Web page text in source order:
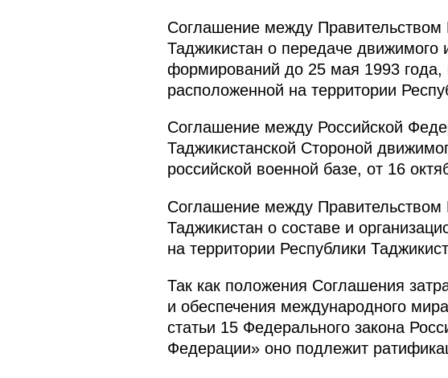
Соглашение между Правительством
Таджикистан о передаче движимого
формирований до 25 мая 1993 года,
расположенной на территории
Соглашение между Российской
Таджикистанской Стороной
российской военной базе, от 16
Соглашение между Правительством
Таджикистан о составе и
на территории Республики
Так как положения Соглашения
и обеспечения международного
статьи 15 Федерального закона
Федерации» оно подлежит